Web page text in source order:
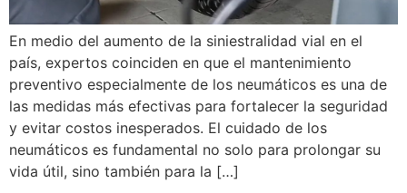
En medio del aumento de la siniestralidad vial en el
país, expertos coinciden en que el mantenimiento
preventivo especialmente de los neumáticos es una de
las medidas más efectivas para fortalecer la seguridad
y evitar costos inesperados. El cuidado de los
neumáticos es fundamental no solo para prolongar su
vida útil, sino también para la […]